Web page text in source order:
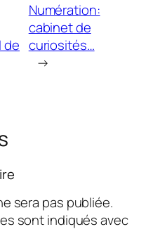
de
Numération:
cabinet de
curiosités…
→
sera pas publiée.
sont indiqués avec